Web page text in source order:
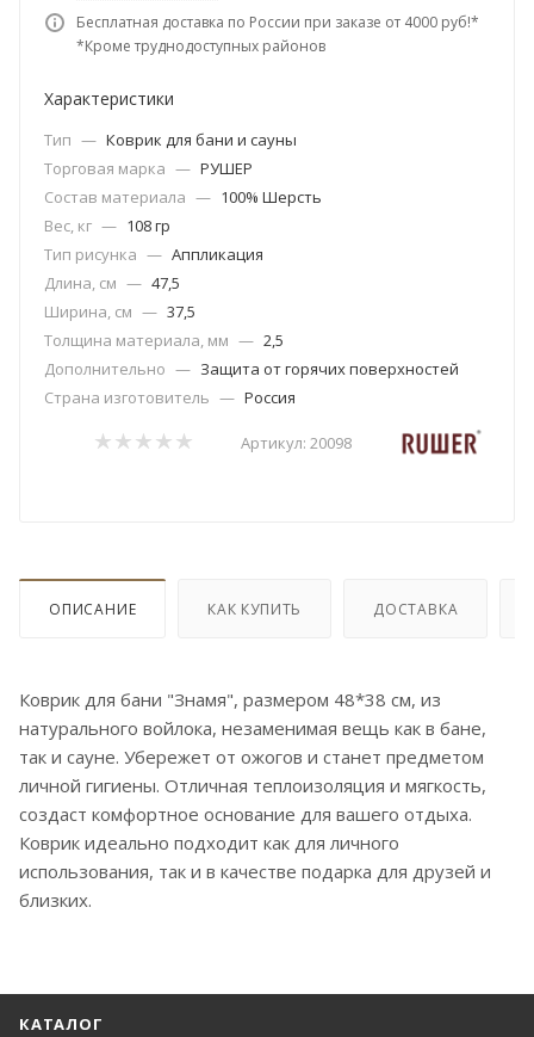
Бесплатная доставка по России при заказе от 4000 руб!*
*Кроме труднодоступных районов
Характеристики
Тип — Коврик для бани и сауны
Торговая марка — РУШЕР
Состав материала — 100% Шерсть
Вес, кг — 108 гр
Тип рисунка — Аппликация
Длина, см — 47,5
Ширина, см — 37,5
Толщина материала, мм — 2,5
Дополнительно — Защита от горячих поверхностей
Страна изготовитель — Россия
Артикул: 20098
ОПИСАНИЕ КАК КУПИТЬ ДОСТАВКА
Коврик для бани "Знамя", размером 48*38 см, из
натурального войлока, незаменимая вещь как в бане,
так и сауне. Убережет от ожогов и станет предметом
личной гигиены. Отличная теплоизоляция и мягкость,
создаст комфортное основание для вашего отдыха.
Коврик идеально подходит как для личного
использования, так и в качестве подарка для друзей и
близких.
КАТАЛОГ